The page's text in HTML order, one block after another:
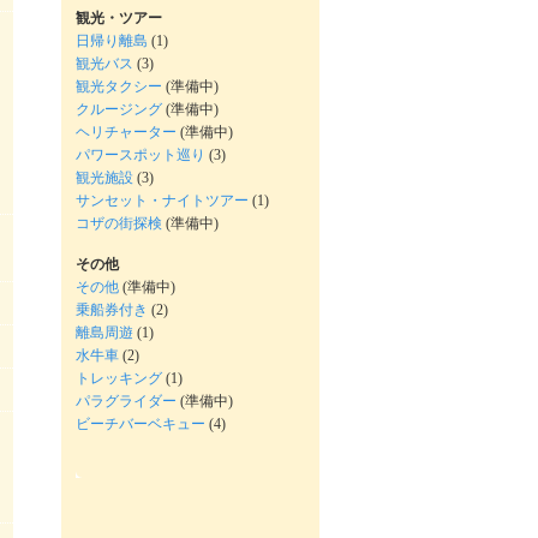
観光・ツアー
日帰り離島 (1)
観光バス (3)
観光タクシー (準備中)
クルージング (準備中)
ヘリチャーター (準備中)
パワースポット巡り (3)
観光施設 (3)
サンセット・ナイトツアー (1)
コザの街探検 (準備中)
その他
その他 (準備中)
乗船券付き (2)
離島周遊 (1)
水牛車 (2)
トレッキング (1)
パラグライダー (準備中)
ビーチバーベキュー (4)